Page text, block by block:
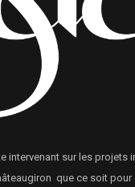
intervenant sur les projets
que ce soit pour